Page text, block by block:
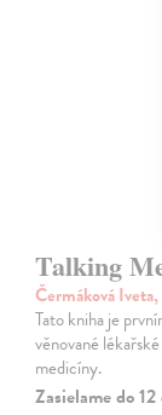
Talking
Čermáková Iveta,
Tato kniha je
věnované
medicíny.
Zasielame do